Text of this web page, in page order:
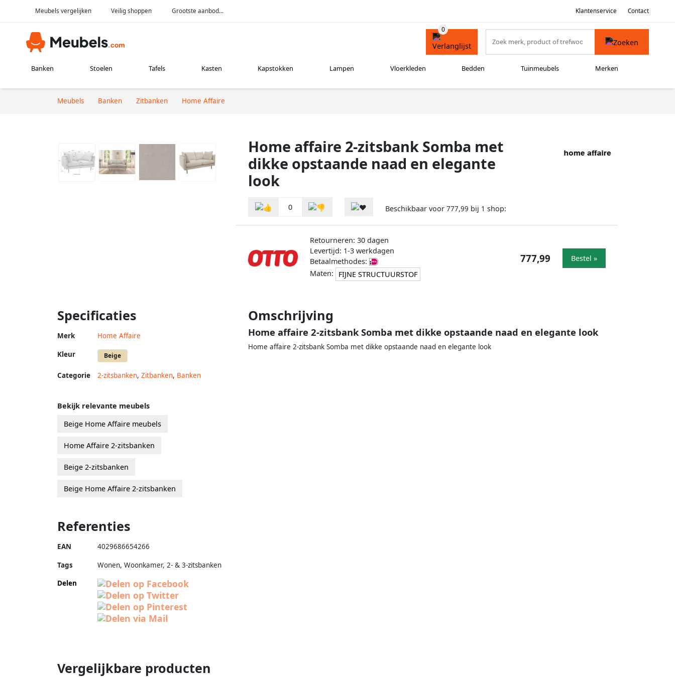
Meubels vergelijken Veilig shoppen Grootste aanbod... Klantenservice Contact
Banken Stoelen Tafels Kasten Kapstokken Lampen Vloerkleden Bedden Tuinmeubels Merken
Meubels Banken Zitbanken Home Affaire
Home affaire 2-zitsbank Somba met
dikke opstaande naad en elegante
look
0 Beschikbaar voor 777,99 bij 1 shop:
Retourneren: 30 dagen
Levertijd: 1-3 werkdagen
Betaalmethodes:
Maten:
FIJNE STRUCTUURSTOF
777,99 Bestel »
Specificaties
Merk Home Affaire
Kleur Beige
Categorie 2-zitsbanken, Zitbanken, Banken
Omschrijving
Home affaire 2-zitsbank Somba met dikke opstaande naad en elegante look
Home affaire 2-zitsbank Somba met dikke opstaande naad en elegante look
Bekijk relevante meubels
Beige Home Affaire meubels
Home Affaire 2-zitsbanken
Beige 2-zitsbanken
Beige Home Affaire 2-zitsbanken
Referenties
EAN 4029686654266
Tags
Wonen, Woonkamer, 2- & 3-zitsbanken
Delen
Vergelijkbare producten